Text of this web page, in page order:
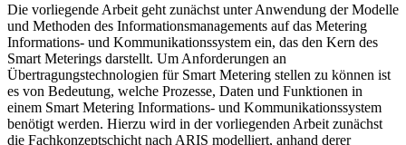
Die vorliegende Arbeit geht zunächst unter Anwendung der Modelle
und Methoden des Informationsmanagements auf das Metering
Informations- und Kommunikationssystem ein, das den Kern des
Smart Meterings darstellt. Um Anforderungen an
Übertragungstechnologien für Smart Metering stellen zu können ist
es von Bedeutung, welche Prozesse, Daten und Funktionen in
einem Smart Metering Informations- und Kommunikationssystem
benötigt werden. Hierzu wird in der vorliegenden Arbeit zunächst
die Fachkonzeptschicht nach ARIS modelliert, anhand derer